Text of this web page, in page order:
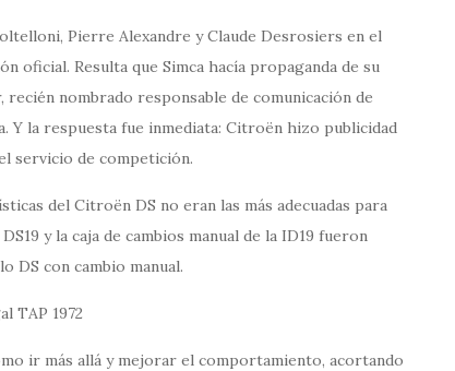
Pierre Alexandre y Claude Desrosiers en el
oficial. Resulta que Simca hacía propaganda de su
nombrado responsable de comunicación de
Y la respuesta fue inmediata: Citroën hizo publicidad
servicio de competición.
del Citroën DS no eran las más adecuadas para
y la caja de cambios manual de la ID19 fueron
DS con cambio manual.
ir más allá y mejorar el comportamiento, acortando